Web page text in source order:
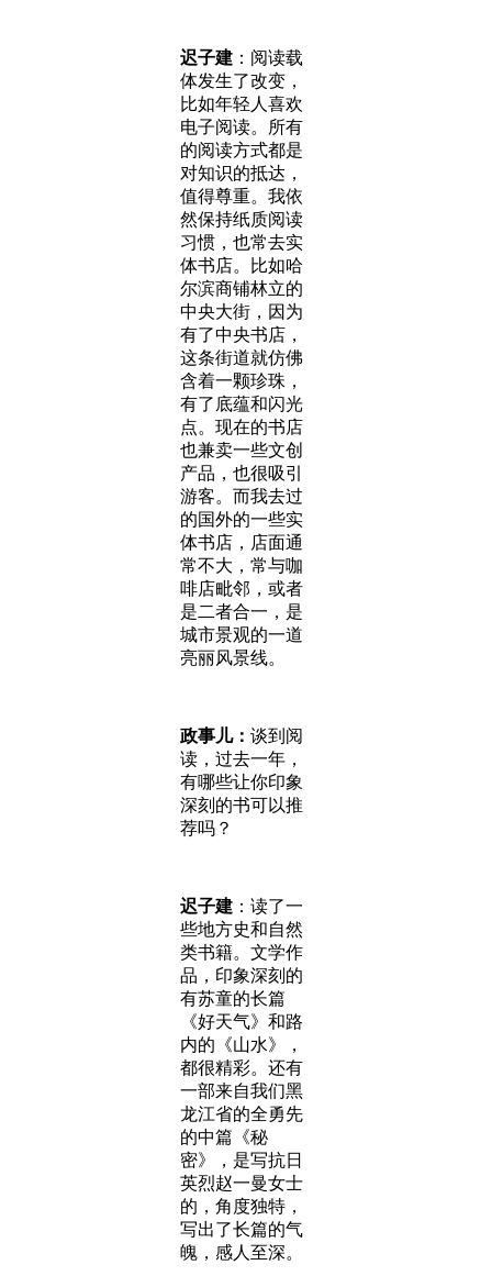
迟子建 ：阅读载
体发生了改变，
比如年轻人喜欢
电子阅读。所有
的阅读方式都是
对知识的抵达，
值得尊重。我依
然保持纸质阅读
习惯，也常去实
体书店。比如哈
尔滨商铺林立的
中央大街，因为
有了中央书店，
这条街道就仿佛
含着一颗珍珠，
有了底蕴和闪光
点。现在的书店
也兼卖一些文创
产品，也很吸引
游客。而我去过
的国外的一些实
体书店，店面通
常不大，常与咖
啡店毗邻，或者
是二者合一，是
城市景观的一道
亮丽风景线。
政事儿： 谈到阅
读，过去一年，
有哪些让你印象
深刻的书可以推
荐吗？
迟子建 ：读了一
些地方史和自然
类书籍。文学作
品，印象深刻的
有苏童的长篇
《好天气》和路
内的《山水》，
都很精彩。还有
一部来自我们黑
龙江省的全勇先
的中篇《秘
密》，是写抗日
英烈赵一曼女士
的，角度独特，
写出了长篇的气
魄，感人至深。